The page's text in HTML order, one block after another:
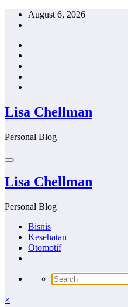
Skip
August 6, 2026
Lisa Chellman
Personal Blog
Lisa Chellman
Personal Blog
Bisnis
Kesehatan
Otomotif
×